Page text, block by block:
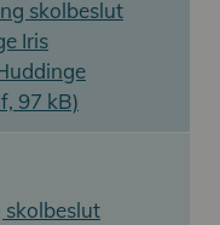
skolbeslut
Iris
97 kB)